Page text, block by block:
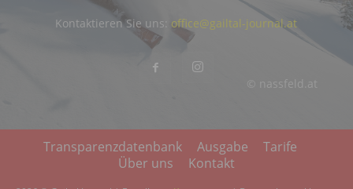
© nassfeld.at
Kontaktieren Sie uns: office@gailtal-journal.at
Transparenzdatenbank Ausgabe
Tarife
Über uns
Kontakt